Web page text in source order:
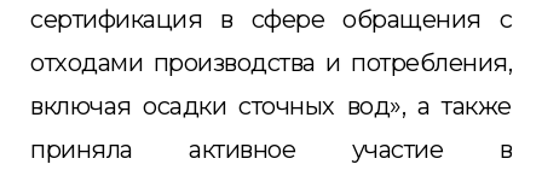
сертификация в сфере обращения с
отходами производства и потребления,
включая осадки сточных вод», а также
приняла активное участие в